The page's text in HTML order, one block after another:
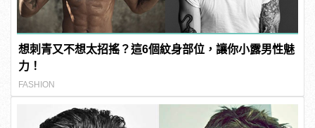
想刺青又不想太招搖？這6個紋身部位，讓你小露男性魅
力！
FASHION